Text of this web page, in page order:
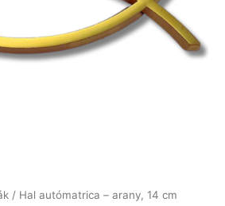
/ Hal autómatrica – arany, 14 cm